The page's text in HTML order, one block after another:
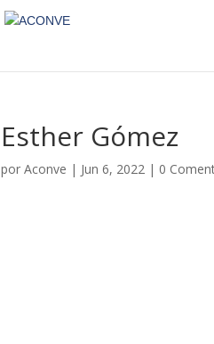
Esther Gómez
porAconve | Jun 6, 2022 | 0